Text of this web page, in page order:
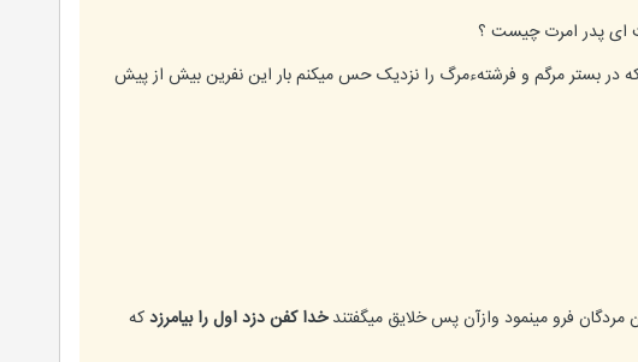
ای پدر امرت چیست ؟
در بستر مرگم و فرشتهءمرگ را نزدیک حس میکنم بار این نفرین بیش از پیش
فرو مینمود وازآن پس خلایق میگفتندخدا کفن دزد اول را بیامرزدکه